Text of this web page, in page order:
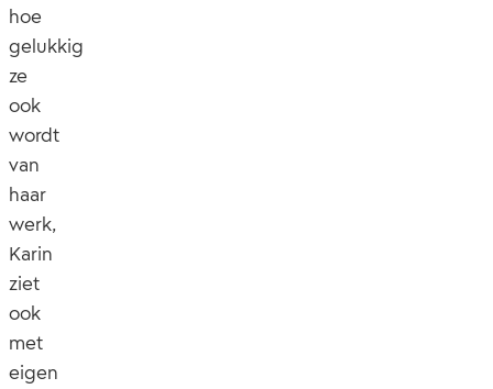
hoe
gelukkig
ze
ook
wordt
van
haar
werk,
Karin
ziet
ook
met
eigen